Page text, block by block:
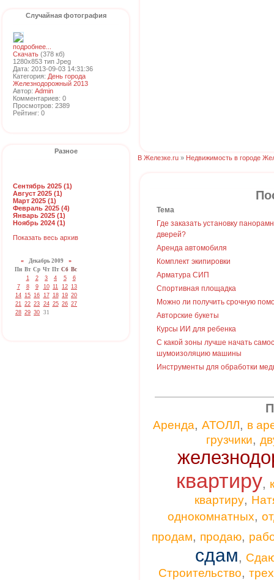
Случайная фотография
подробнее...
Скачать (378 кб)
1280x853 тип Jpeg
Дата: 2013-09-03 14:31:36
Категория: День города
Железнодорожный 2013
Автор: Admin
Комментариев: 0
Просмотров: 2389
Рейтинг: 0
Разное
Сентябрь 2025 (1)
Август 2025 (1)
Март 2025 (1)
Февраль 2025 (4)
Январь 2025 (1)
Ноябрь 2024 (1)
Показать весь архив
«Декабрь 2009 »
Пн Вт Ср Чт Пт Сб Вс
1
2 3 4 5
6
7
8 9 10 11 12 13
14 15 16 17 18 19 20
21 22 23 24 25 26 27
28 29 30 31
В Железке.ru » Недвижимость в городе
Тема
Где заказать установку
дверей?
Аренда автомобиля
Комплект экипировки
Арматура СИП
Спортивная площадка
Можно ли получить срочную
Авторские букеты
Курсы ИИ для ребенка
С какой зоны лучше начать
шумоизоляцию машины
Инструменты для обработки
Аренда, АТОЛЛ, в
грузчики,
квартиру,
квартиру,
однокомнатных,
продам, продаю,
сдам,
Строительство,